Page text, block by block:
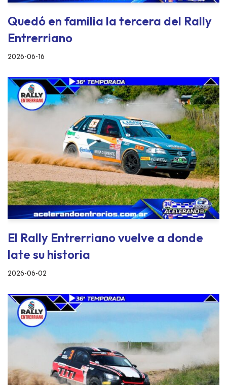
Quedó en familia la tercera del Rally
Entrerriano
2026-06-16
El Rally Entrerriano vuelve a donde
late su historia
2026-06-02